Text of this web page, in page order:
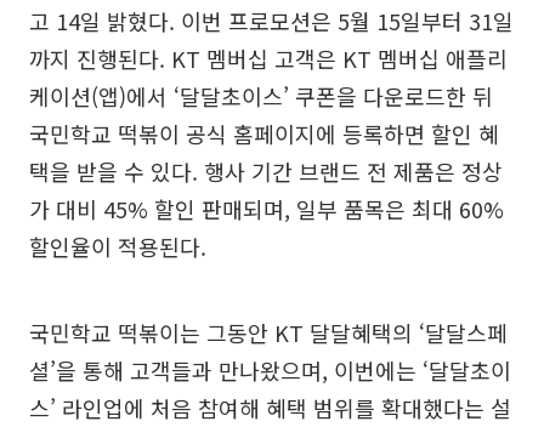
고 14일 밝혔다. 이번 프로모션은 5월 15일부터 31일
까지 진행된다. KT 멤버십 고객은 KT 멤버십 애플리
케이션(앱)에서 ‘달달초이스’ 쿠폰을 다운로드한 뒤
국민학교 떡볶이 공식 홈페이지에 등록하면 할인 혜
택을 받을 수 있다. 행사 기간 브랜드 전 제품은 정상
가 대비 45% 할인 판매되며, 일부 품목은 최대 60%
할인율이 적용된다.
국민학교 떡볶이는 그동안 KT 달달혜택의 ‘달달스페
셜’을 통해 고객들과 만나왔으며, 이번에는 ‘달달초이
스’ 라인업에 처음 참여해 혜택 범위를 확대했다는 설